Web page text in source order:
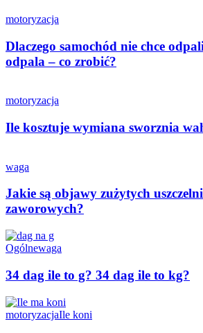
motoryzacja
Dlaczego samochód nie chce
odpala – co zrobić?
motoryzacja
Ile kosztuje wymiana sworznia
waga
Jakie są objawy zużytych
zaworowych?
Ogólnewaga
34 dag ile to g? 34 dag ile to kg?
motoryzacjaIle koni